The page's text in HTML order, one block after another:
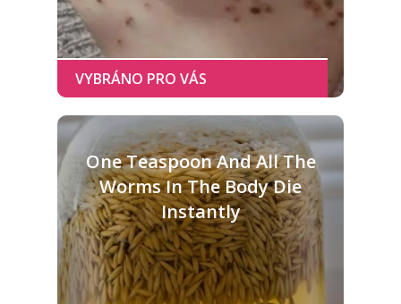
One Teaspoon And All The
Worms In The Body Die
Instantly